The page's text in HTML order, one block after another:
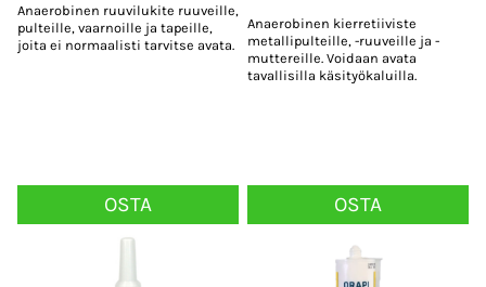
Anaerobinen ruuvilukite ruuveille,
pulteille, vaarnoille ja tapeille,
joita ei normaalisti tarvitse avata.
OSTA
Anaerobinen kierretiiviste
metallipulteille, -ruuveille ja -
muttereille. Voidaan avata
tavallisilla käsityökaluilla.
OSTA